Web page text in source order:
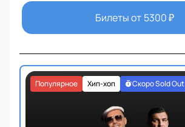
Билеты от 5300₽
Хип-хоп
Популярное Скоро Sold Out